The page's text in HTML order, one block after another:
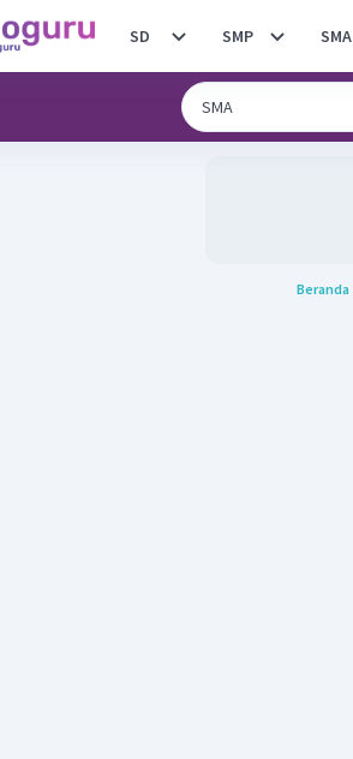
SD SMP SMA
Beranda